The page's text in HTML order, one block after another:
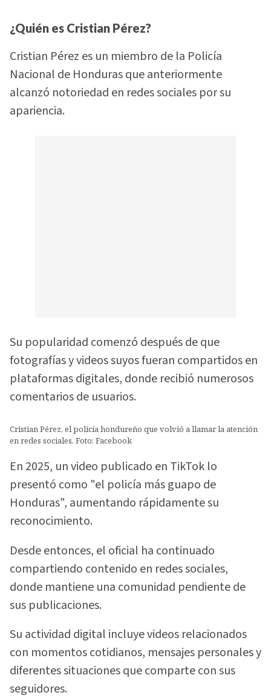
¿Quién es Cristian Pérez?
Cristian Pérez es un miembro de la Policía
Nacional de Honduras que anteriormente
alcanzó notoriedad en redes sociales por su
apariencia.
Su popularidad comenzó después de que
fotografías y videos suyos fueran compartidos en
plataformas digitales, donde recibió numerosos
comentarios de usuarios.
Cristian Pérez, el policía hondureño que volvió a llamar la atención
en redes sociales. Foto: Facebook
En 2025, un video publicado en TikTok lo
presentó como "el policía más guapo de
Honduras", aumentando rápidamente su
reconocimiento.
Desde entonces, el oficial ha continuado
compartiendo contenido en redes sociales,
donde mantiene una comunidad pendiente de
sus publicaciones.
Su actividad digital incluye videos relacionados
con momentos cotidianos, mensajes personales y
diferentes situaciones que comparte con sus
seguidores.